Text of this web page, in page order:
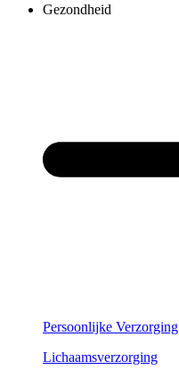
Gezondheid
Persoonlijke Verzorging
Lichaamsverzorging